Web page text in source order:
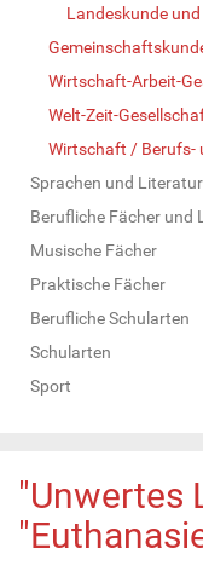
Landeskunde
Wirtschaft-Arbeit-
Welt-Zeit-
Wirtschaft / Berufs-
Sprachen und Literatur
Berufliche Fächer und
Musische Fächer
Praktische Fächer
Berufliche Schularten
Schularten
Sport
"Unwertes